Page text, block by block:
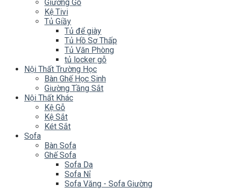
Giường Gỗ
Kệ Tivi
Tủ Giầy
Tủ để giày
Tủ Hồ Sơ Thấp
Tủ Văn Phòng
tủ locker gỗ
Nội Thất Trường Học
Bàn Ghế Học Sinh
Giường Tầng Sắt
Nội Thất Khác
Kệ Gỗ
Kệ Sắt
Két Sắt
Sofa
Bàn Sofa
Ghế Sofa
Sofa Da
Sofa Nỉ
Sofa Văng - Sofa Giường